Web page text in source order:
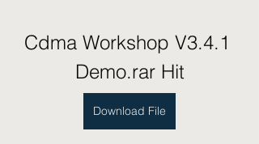
Cdma Workshop V3.4.1
Demo.rar Hit
Download File